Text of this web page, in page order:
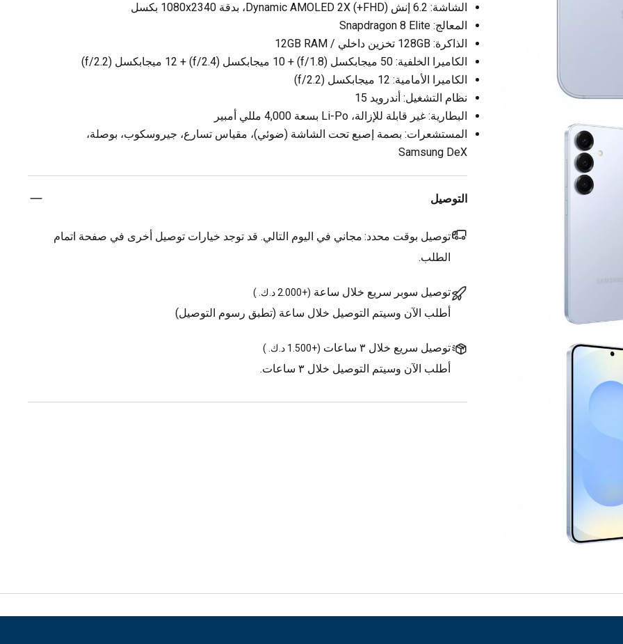
الشاشة: 6.2 إنش (FHD+) Dynamic AMOLED 2X، بدقة 1080x2340 بكسل
المعالج: Snapdragon 8 Elite
الذاكرة: 128GB تخزين داخلي / 12GB RAM
الكاميرا الخلفية: 50 ميجابكسل (f/1.8) + 10 ميجابكسل (f/2.4) + 12 ميجابكسل (f/2.2)
الكاميرا الأمامية: 12 ميجابكسل (f/2.2)
نظام التشغيل: أندرويد 15
البطارية: غير قابلة للإزالة، Li-Po بسعة 4,000 مللي أمبير
المستشعرات: بصمة إصبع تحت الشاشة (ضوئي)، مقياس تسارع، جيروسكوب، بوصلة،
Samsung DeX
التوصيل
توصيل بوقت محدد: مجاني في اليوم التالي. قد توجد خيارات توصيل أخرى في صفحة اتمام
الطلب.
توصيل سوبر سريع خلال ساعة (+2.000 د.ك. )
أطلب الآن وسيتم التوصيل خلال ساعة (تطبق رسوم التوصيل)
توصيل سريع خلال ٣ ساعات (+1.500 د.ك. )
أطلب الآن وسيتم التوصيل خلال ٣ ساعات.